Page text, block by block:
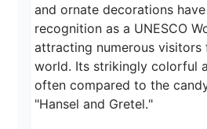
and ornate decorations
recognition as a UNESCO
attracting numerous visitors
world. Its strikingly colorful
often compared to the
"Hansel and Gretel."